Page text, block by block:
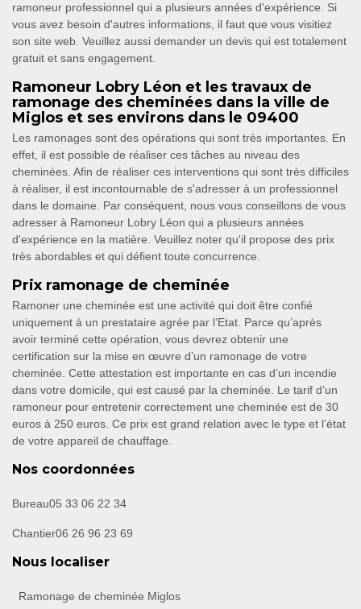
ramoneur professionnel qui a plusieurs années d'expérience. Si
vous avez besoin d'autres informations, il faut que vous visitiez
son site web. Veuillez aussi demander un devis qui est totalement
gratuit et sans engagement.
Ramoneur Lobry Léon et les travaux de
ramonage des cheminées dans la ville de
Miglos et ses environs dans le 09400
Les ramonages sont des opérations qui sont très importantes. En
effet, il est possible de réaliser ces tâches au niveau des
cheminées. Afin de réaliser ces interventions qui sont très difficiles
à réaliser, il est incontournable de s'adresser à un professionnel
dans le domaine. Par conséquent, nous vous conseillons de vous
adresser à Ramoneur Lobry Léon qui a plusieurs années
d'expérience en la matière. Veuillez noter qu'il propose des prix
très abordables et qui défient toute concurrence.
Prix ramonage de cheminée
Ramoner une cheminée est une activité qui doit être confié
uniquement à un prestataire agrée par l’Etat. Parce qu’après
avoir terminé cette opération, vous devrez obtenir une
certification sur la mise en œuvre d’un ramonage de votre
cheminée. Cette attestation est importante en cas d’un incendie
dans votre domicile, qui est causé par la cheminée. Le tarif d’un
ramoneur pour entretenir correctement une cheminée est de 30
euros à 250 euros. Ce prix est grand relation avec le type et l’état
de votre appareil de chauffage.
Nos coordonnées
Bureau05 33 06 22 34
Chantier06 26 96 23 69
Nous localiser
Ramonage de cheminée Miglos